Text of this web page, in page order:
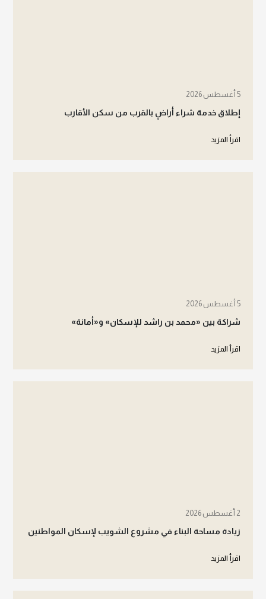
5 أغسطس 2026
إطلاق خدمة شراء أراضٍ بالقرب من سكن الأقارب
اقرأ المزيد
5 أغسطس 2026
شراكة بين «محمد بن راشد للإسكان» و«أمانة»
اقرأ المزيد
2 أغسطس 2026
زيادة مساحة البناء في مشروع الشويب لإسكان المواطنين
اقرأ المزيد